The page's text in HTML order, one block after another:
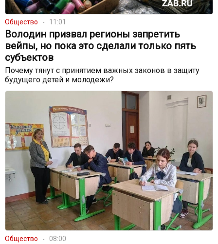
Общество 11:01
Володин призвал регионы запретить
вейпы, но пока это сделали только пять
субъектов
Почему тянут с принятием важных законов в защиту
будущего детей и молодежи?
Общество 08:00